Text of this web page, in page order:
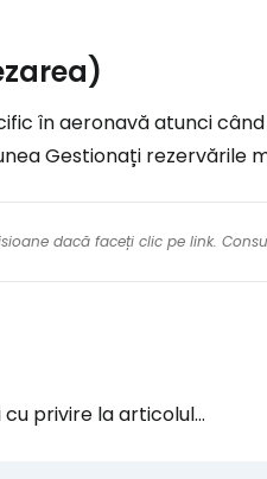
în aeronavă atunci
Gestionați rezervările
dacă faceți clic pe link.
privire la articolul...